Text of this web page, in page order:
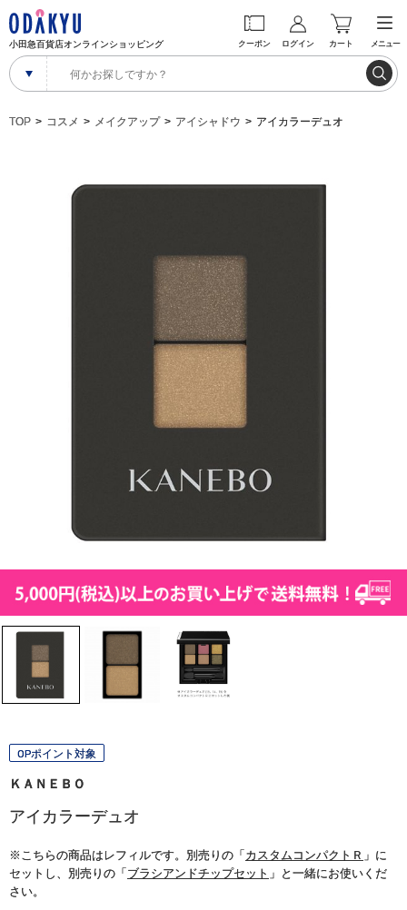
小田急百貨店オンラインショッピング クーポン ログイン カート メニュー
TOP コスメ メイクアップ アイシャドウ アイカラーデュオ
OPポイント対象
ＫＡＮＥＢＯ
アイカラーデュオ
※こちらの商品はレフィルです。別売りの「 カスタムコンパクトＲ 」に
セットし、別売りの「 ブラシアンドチップセット 」と一緒にお使いくだ
さい。